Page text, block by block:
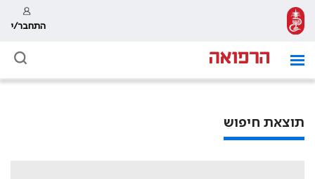
התחבר/י
תוצאת חיפוש